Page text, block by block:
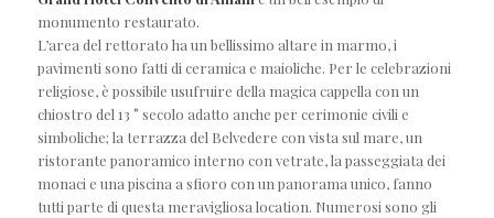
monumento restaurato.
L’area del rettorato ha un bellissimo altare in marmo, i
pavimenti sono fatti di ceramica e maioliche. Per le celebrazioni
religiose, è possibile usufruire della magica cappella con un
chiostro del 13 ° secolo adatto anche per cerimonie civili e
simboliche; la terrazza del Belvedere con vista sul mare, un
ristorante panoramico interno con vetrate, la passeggiata dei
monaci e una piscina a sfioro con un panorama unico, fanno
tutti parte di questa meravigliosa location. Numerosi sono gli